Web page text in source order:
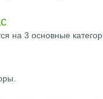
на 3 основные